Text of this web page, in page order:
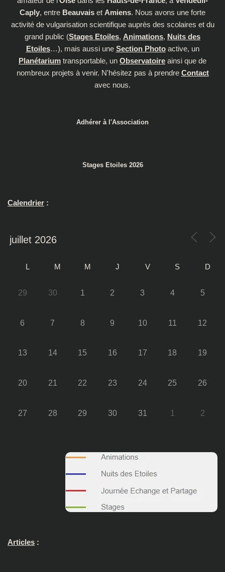
Caply, entre Beauvais et Amiens. Nous avons une forte
activité de vulgarisation scientifique auprès des scolaires et du
grand public (Stages Etoiles, Animations, Nuits des
Etoiles…), mais aussi une Section Photoactive, un
Planétarium transportable, un Observatoire ainsi que de
nombreux projets à venir. N'hésitez pas à prendre Contact
avec nous.
Adhérer à l'Association
Stages Etoiles 2026
Calendrier :
L M M J V S D
29 30 1 2 3 4 5
6 7 8 9 10 11 12
13 14 15 16 17 18 19
20 21 22 23 24 25 26
27 28 29 30 31 1 2
Articles :